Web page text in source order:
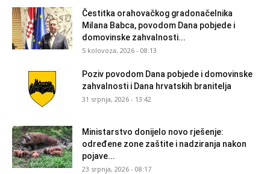
Čestitka orahovačkog gradonačelnika
Milana Babca, povodom Dana pobjede i
domovinske zahvalnosti...
5 kolovoza, 2026 - 08:13
Poziv povodom Dana pobjede i domovinske
zahvalnosti i Dana hrvatskih branitelja
31 srpnja, 2026 - 13:42
Ministarstvo donijelo novo rješenje:
određene zone zaštite i nadziranja nakon
pojave...
23 srpnja, 2026 - 08:17